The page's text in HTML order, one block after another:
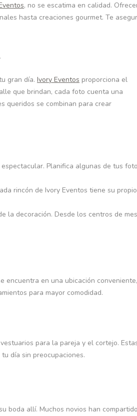
, no se escatima en calidad.
hasta creaciones gourmet. Te
gran día. Ivory Eventos proporciona el
que brindan, cada foto cuenta una
queridos se combinan para crear
Planifica algunas de tus
rincón de Ivory Eventos tiene su propio
la decoración. Desde los centros de
encuentra en una ubicación conveniente,
para mayor comodidad.
para la pareja y el cortejo.
día sin preocupaciones.
boda allí. Muchos novios han compartido